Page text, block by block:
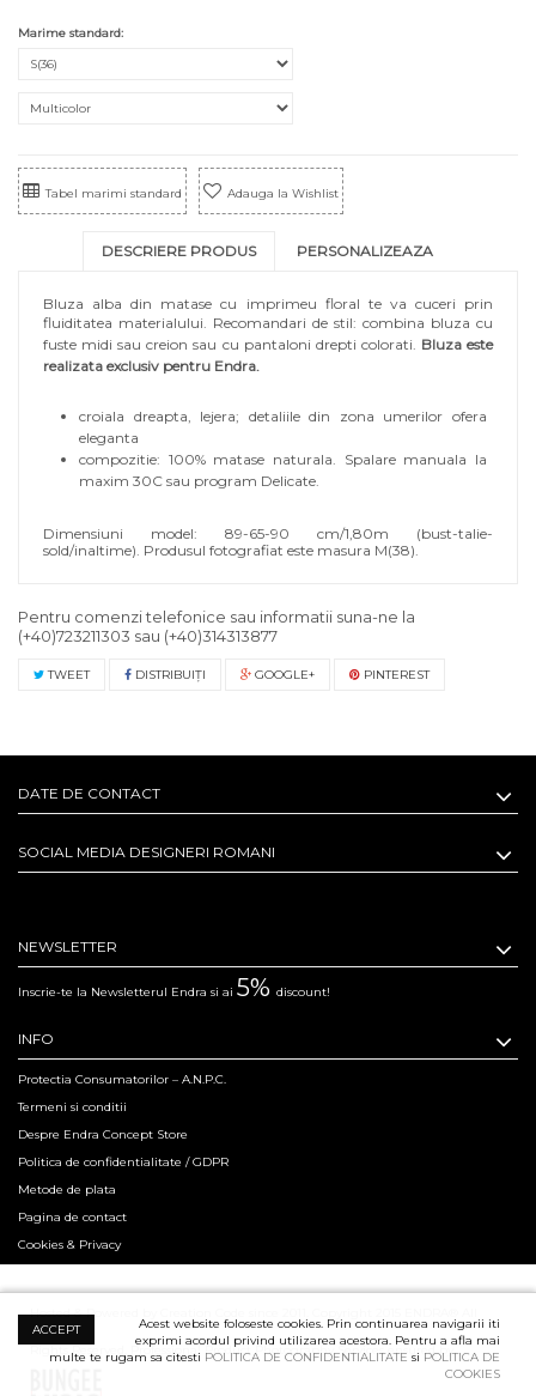
Marime standard:
Tabel marimi standard Adauga la Wishlist
DESCRIERE PRODUS PERSONALIZEAZA
Bluza alba din matase cu imprimeu floral te va cuceri prin
fluiditatea materialului. Recomandari de stil: combina bluza cu
fuste midi sau creion sau cu pantaloni drepti colorati. Bluza este
realizata exclusiv pentru Endra.
croiala dreapta, lejera; detaliile din zona umerilor ofera
eleganta
compozitie: 100% matase naturala. Spalare manuala la
maxim 30C sau program Delicate.
Dimensiuni model: 89-65-90 cm/1,80m (bust-talie-
sold/inaltime). Produsul fotografiat este masura M(38).
Pentru comenzi telefonice sau informatii suna-ne la
(+40)723211303 sau (+40)314313877
TWEET DISTRIBUIŢI GOOGLE+ PINTEREST
DATE DE CONTACT
SOCIAL MEDIA DESIGNERI ROMANI
NEWSLETTER
Inscrie-te la Newsletterul Endra si ai 5% discount!
INFO
Protectia Consumatorilor – A.N.P.C.
Termeni si conditii
Despre Endra Concept Store
Politica de confidentialitate / GDPR
Metode de plata
Pagina de contact
Cookies & Privacy
Hosted & Powered by Creation Code since 2011. Copyright 2015 ENDRA® All
Rights Reserved. Professional Product Photography Services ensured by
ACCEPT
Acest website foloseste cookies. Prin continuarea navigarii iti
exprimi acordul privind utilizarea acestora. Pentru a afla mai
multe te rugam sa citesti POLITICA DE CONFIDENTIALITATE si POLITICA DE
COOKIES